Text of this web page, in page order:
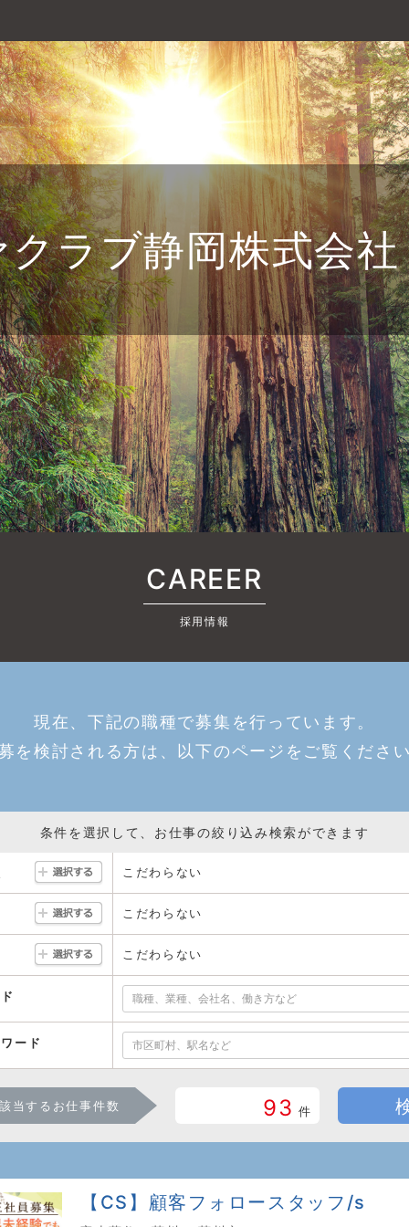
クラブ静岡株式会
CAREER
採用情報
現在、下記の職種で募集を行っています。
を検討される方は、以下のページをご覧くださ
条件を選択して、お仕事の絞り込み検索ができます
こだわらない
こだわらない
こだわらない
ード
当するお仕事件数 93 件
【CS】顧客フォロースタッフ/s